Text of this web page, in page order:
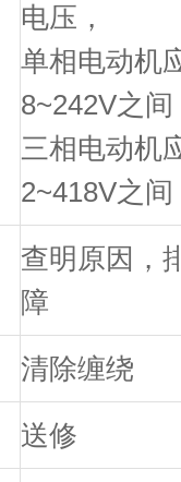
电压 ，
单相电动机
8~242V之间
三相电动机
2~418V之间
查明原因 ，
障
清除缠绕
送修